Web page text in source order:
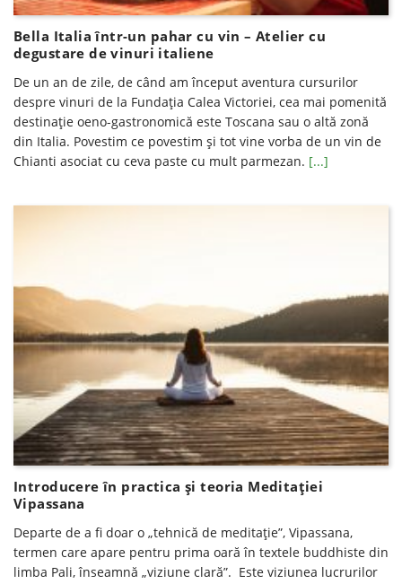
Bella Italia într-un pahar cu vin – Atelier cu
degustare de vinuri italiene
De un an de zile, de când am început aventura cursurilor
despre vinuri de la Fundația Calea Victoriei, cea mai pomenită
destinație oeno-gastronomică este Toscana sau o altă zonă
din Italia. Povestim ce povestim și tot vine vorba de un vin de
Chianti asociat cu ceva paste cu mult parmezan. [...]
Introducere în practica şi teoria Meditaţiei
Vipassana
Departe de a fi doar o „tehnică de meditație”, Vipassana,
termen care apare pentru prima oară în textele buddhiste din
limba Pali, înseamnă „viziune clară”. Este viziunea lucrurilor